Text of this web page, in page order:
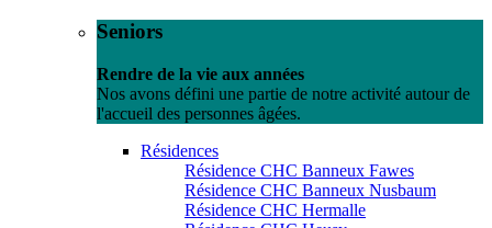
Seniors
Rendre de la vie aux années
Nos avons défini une partie de notre activité autour de
l'accueil des personnes âgées.
Résidences
Résidence CHC Banneux Fawes
Résidence CHC Banneux Nusbaum
Résidence CHC Hermalle